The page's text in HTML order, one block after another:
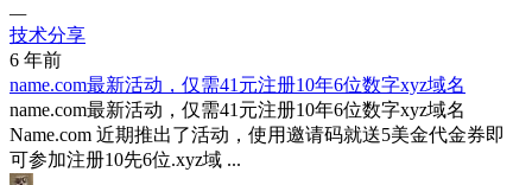
—
技术分享
6 年前
name.com最新活动，仅需41元注册10年6位数字xyz域名
name.com最新活动，仅需41元注册10年6位数字xyz域名
Name.com 近期推出了活动，使用邀请码就送5美金代金券即
可参加注册10先6位.xyz域 ...